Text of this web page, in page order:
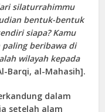
silaturrahimmu
bentuk-bentuk
siapa? Kamu
beribawa di
wilayah kepada
Barqi, al-Mahasih].
dalam
setelah alam